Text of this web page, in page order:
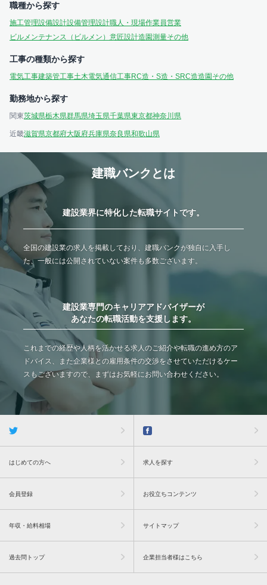
職種から探す
施工管理設備設計設備管理設計職人・現場作業員営業
ビルメンテナンス（ビルメン） 意匠設計造園測量その他
工事の種類から探す
電気工事建築管工事土木電気通信工事RC造・S造・SRC造造園 その他
勤務地から探す
関東茨城県栃木県群馬県埼玉県千葉県東京都神奈川県
近畿滋賀県京都府大阪府兵庫県奈良県和歌山県
建職バンクとは
建設業界に特化した転職サイトです。
全国の建設業の求人を掲載しており、建職バンクが独自に入手し
た、一般には公開されていない案件も多数ございます。
建設業専門のキャリアアドバイザーが
あなたの転職活動を支援します。
これまでの経歴や人柄を活かせる求人のご紹介や転職の進め方のア
ドバイス、また企業様との雇用条件の交渉をさせていただけるケー
スもございますので、まずはお気軽にお問い合わせください。
はじめての方へ 求人を探す
会員登録 お役立ちコンテンツ
年収・給料相場 サイトマップ
過去問トップ 企業担当者様はこちら